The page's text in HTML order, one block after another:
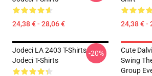
24,38 € - 28,06 € 24,38 € -
Jodeci LA 2403 T-Shirts
Jodeci T-Shirts
-20%
Cute
Swing
Group